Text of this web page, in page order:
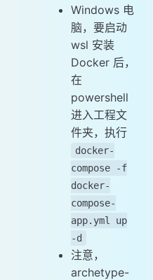
Windows 电
脑，要启动
wsl 安装
Docker 后，
在
powershell
进入工程文
件夹，执行
docker-
compose -f
docker-
compose-
app.yml up
-d
注意，
archetype-